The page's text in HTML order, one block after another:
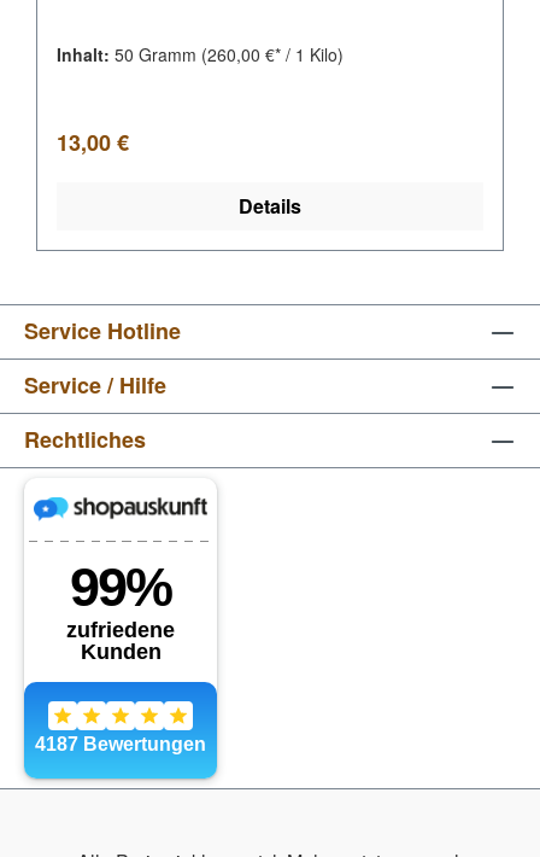
Inhalt: 50 Gramm (260,00 €* / 1 Kilo)
Regulärer Preis:
13,00 €
Details
Service Hotline
Service / Hilfe
Rechtliches